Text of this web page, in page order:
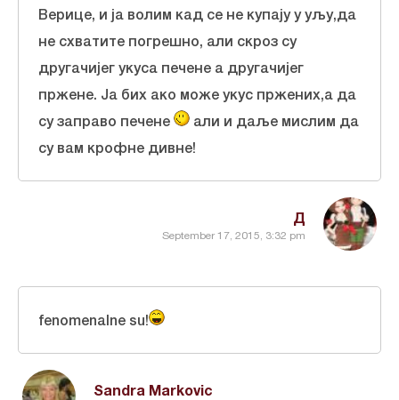
Д
September 17, 2015, 3:32 pm
Верице, и ја волим кад се не купају у уљу,да
не схватите погрешно, али скроз су
другачијег укуса печене а другачијег
пржене. Ја бих ако може укус пржених,а да
су заправо печене
али и даље мислим да
су вам крофне дивне!
Sandra Markovic
fenomenalne su!